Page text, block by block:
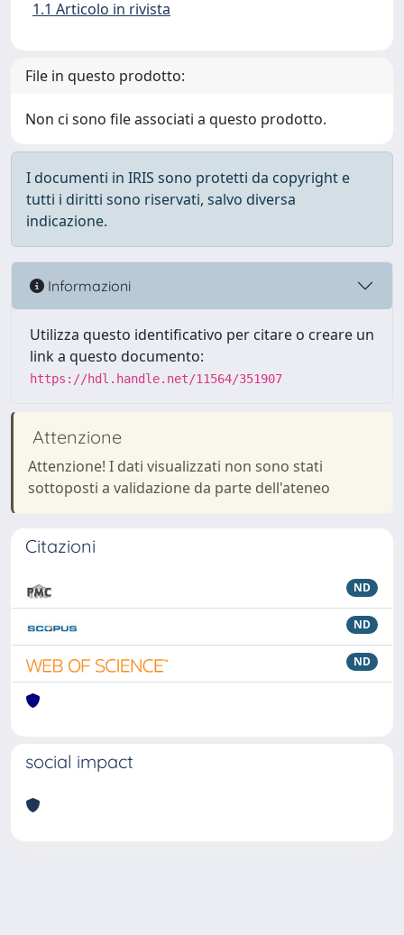
1.1 Articolo in rivista
File in questo prodotto:
Non ci sono file associati a questo prodotto.
I documenti in IRIS sono protetti da copyright e
tutti i diritti sono riservati, salvo diversa
indicazione.
Informazioni
Utilizza questo identificativo per citare o creare un
link a questo documento:
https://hdl.handle.net/11564/351907
Attenzione
Attenzione! I dati visualizzati non sono stati
sottoposti a validazione da parte dell'ateneo
Citazioni
ND
ND
ND
social impact